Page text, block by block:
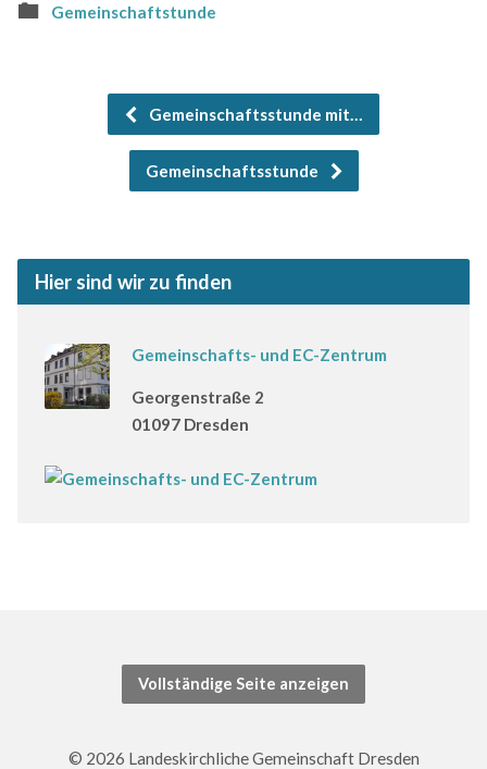
Gemeinschaftstunde
Gemeinschaftsstunde mit…
Gemeinschaftsstunde
Hier sind wir zu finden
Gemeinschafts- und EC-Zentrum
Georgenstraße 2
01097 Dresden
Vollständige Seite anzeigen
© 2026 Landeskirchliche Gemeinschaft Dresden